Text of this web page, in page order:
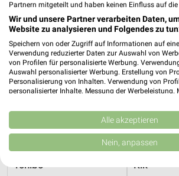
Egal ob Adresse, Öffnungszeiten oder
alles zur Takko Fashion Filiale in Köln. Die
Angebote kannst Du Dir in den neuesten
anschauen. Wenn Du ein schönes
kannst Du über die Routen-Funktion den
Deiner Lieblings-Filiale von Takko finden.
Umgebung
Tchibo Kik
Partnern mitgeteilt und haben keinen Einfluss auf die
Wir und unsere Partner verarbeiten Daten,
Website zu analysieren und Folgendes zu
Speichern von oder Zugriff auf Informationen auf
Verwendung reduzierter Daten zur Auswahl von
von Profilen für personalisierte Werbung.
Auswahl personalisierter Werbung. Erstellung von
Personalisierung von Inhalten. Verwendung von
personalisierter Inhalte. Messung der Werbeleistung.
Kombinationen von Daten aus verschiedenen
Verbesserung der Angebote. Verwendung reduzierter
von Inhalten.
Daten können außerhalb der Europäischen Union
USA gesendet werden.
Website/App.
Alle akzeptieren
Nein, anpassen